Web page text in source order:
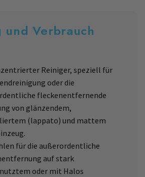
und Verbrauch
Reiniger, speziell für
oder die
fleckenentfernende
von glänzendem,
(lappato) und mattem
für die außerordentliche
auf stark
oder mit Halos